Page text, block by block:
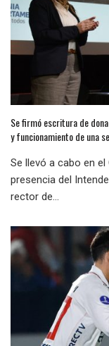
Se firmó escritura de
y funcionamiento de una
Se llevó a cabo en
presencia del
rector de...